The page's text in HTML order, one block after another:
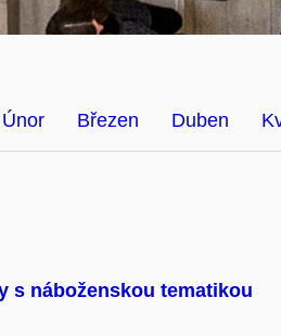
Únor Březen Duben
s náboženskou tematikou